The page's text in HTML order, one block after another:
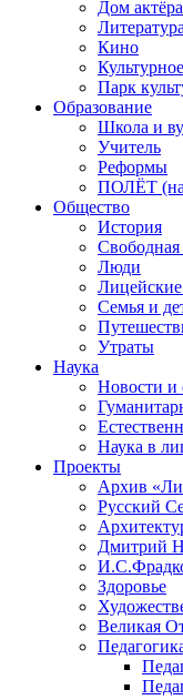
Дом актёра
Кино
Парк
Образование
Школа и
Учитель
Реформы
ПОЛЁТ
Общество
История
Свободная
Люди
Семья и
Утраты
Наука
Новости и
Наука в
Проекты
Архив
Русский
Дмитрий
Здоровье
Великая